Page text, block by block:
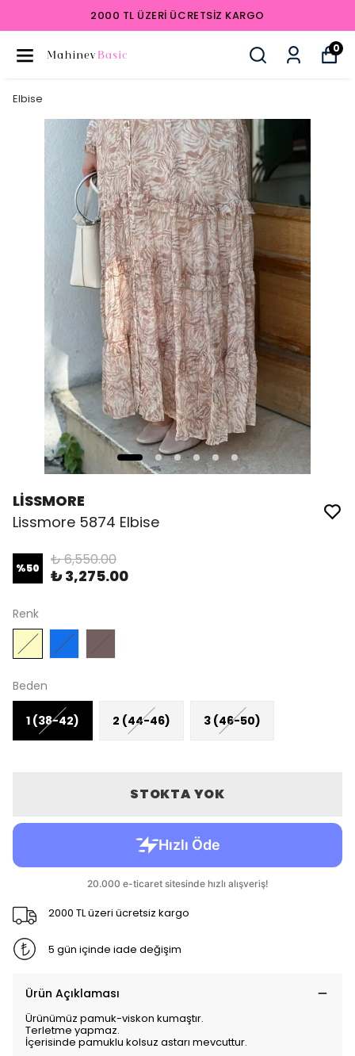
2000 TL ÜZERI ÜCRETSIZ KARGO
0
Elbise
LİSSMORE
Lissmore 5874 Elbise
%50 ₺ 6,550.00
₺ 3,275.00
Renk
Beden
1 (38-42) 2 (44-46) 3 (46-50)
STOKTA YOK
2000 TL üzeri ücretsiz kargo
5 gün içinde iade değişim
Ürün Açıklaması
Ürünümüz pamuk-viskon kumaştır.
Terletme yapmaz.
İçerisinde pamuklu kolsuz astarı mevcuttur.